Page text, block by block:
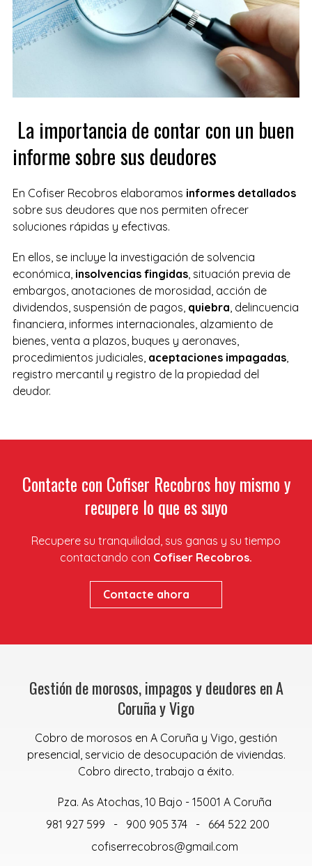
La importancia de contar con un buen
informe sobre sus deudores
En Cofiser Recobros elaboramos informes detallados
sobre sus deudores que nos permiten ofrecer
soluciones rápidas y efectivas.
En ellos, se incluye la investigación de solvencia
económica, insolvencias fingidas, situación previa de
embargos, anotaciones de morosidad, acción de
dividendos, suspensión de pagos, quiebra , delincuencia
financiera, informes internacionales, alzamiento de
bienes, venta a plazos, buques y aeronaves,
procedimientos judiciales, aceptaciones impagadas,
registro mercantil y registro de la propiedad del
deudor.
Contacte con Cofiser Recobros hoy mismo y
recupere lo que es suyo
Recupere su tranquilidad, sus ganas y su tiempo
contactando con Cofiser Recobros.
Contacte ahora
Gestión de morosos, impagos y deudores en A
Coruña y Vigo
Cobro de morosos en A Coruña y Vigo, gestión
presencial, servicio de desocupación de viviendas.
Cobro directo, trabajo a éxito.
Pza. As Atochas, 10 Bajo - 15001 A Coruña
981 927 599
- 900 905 374 -
664 522 200
cofiserrecobros@gmail.com